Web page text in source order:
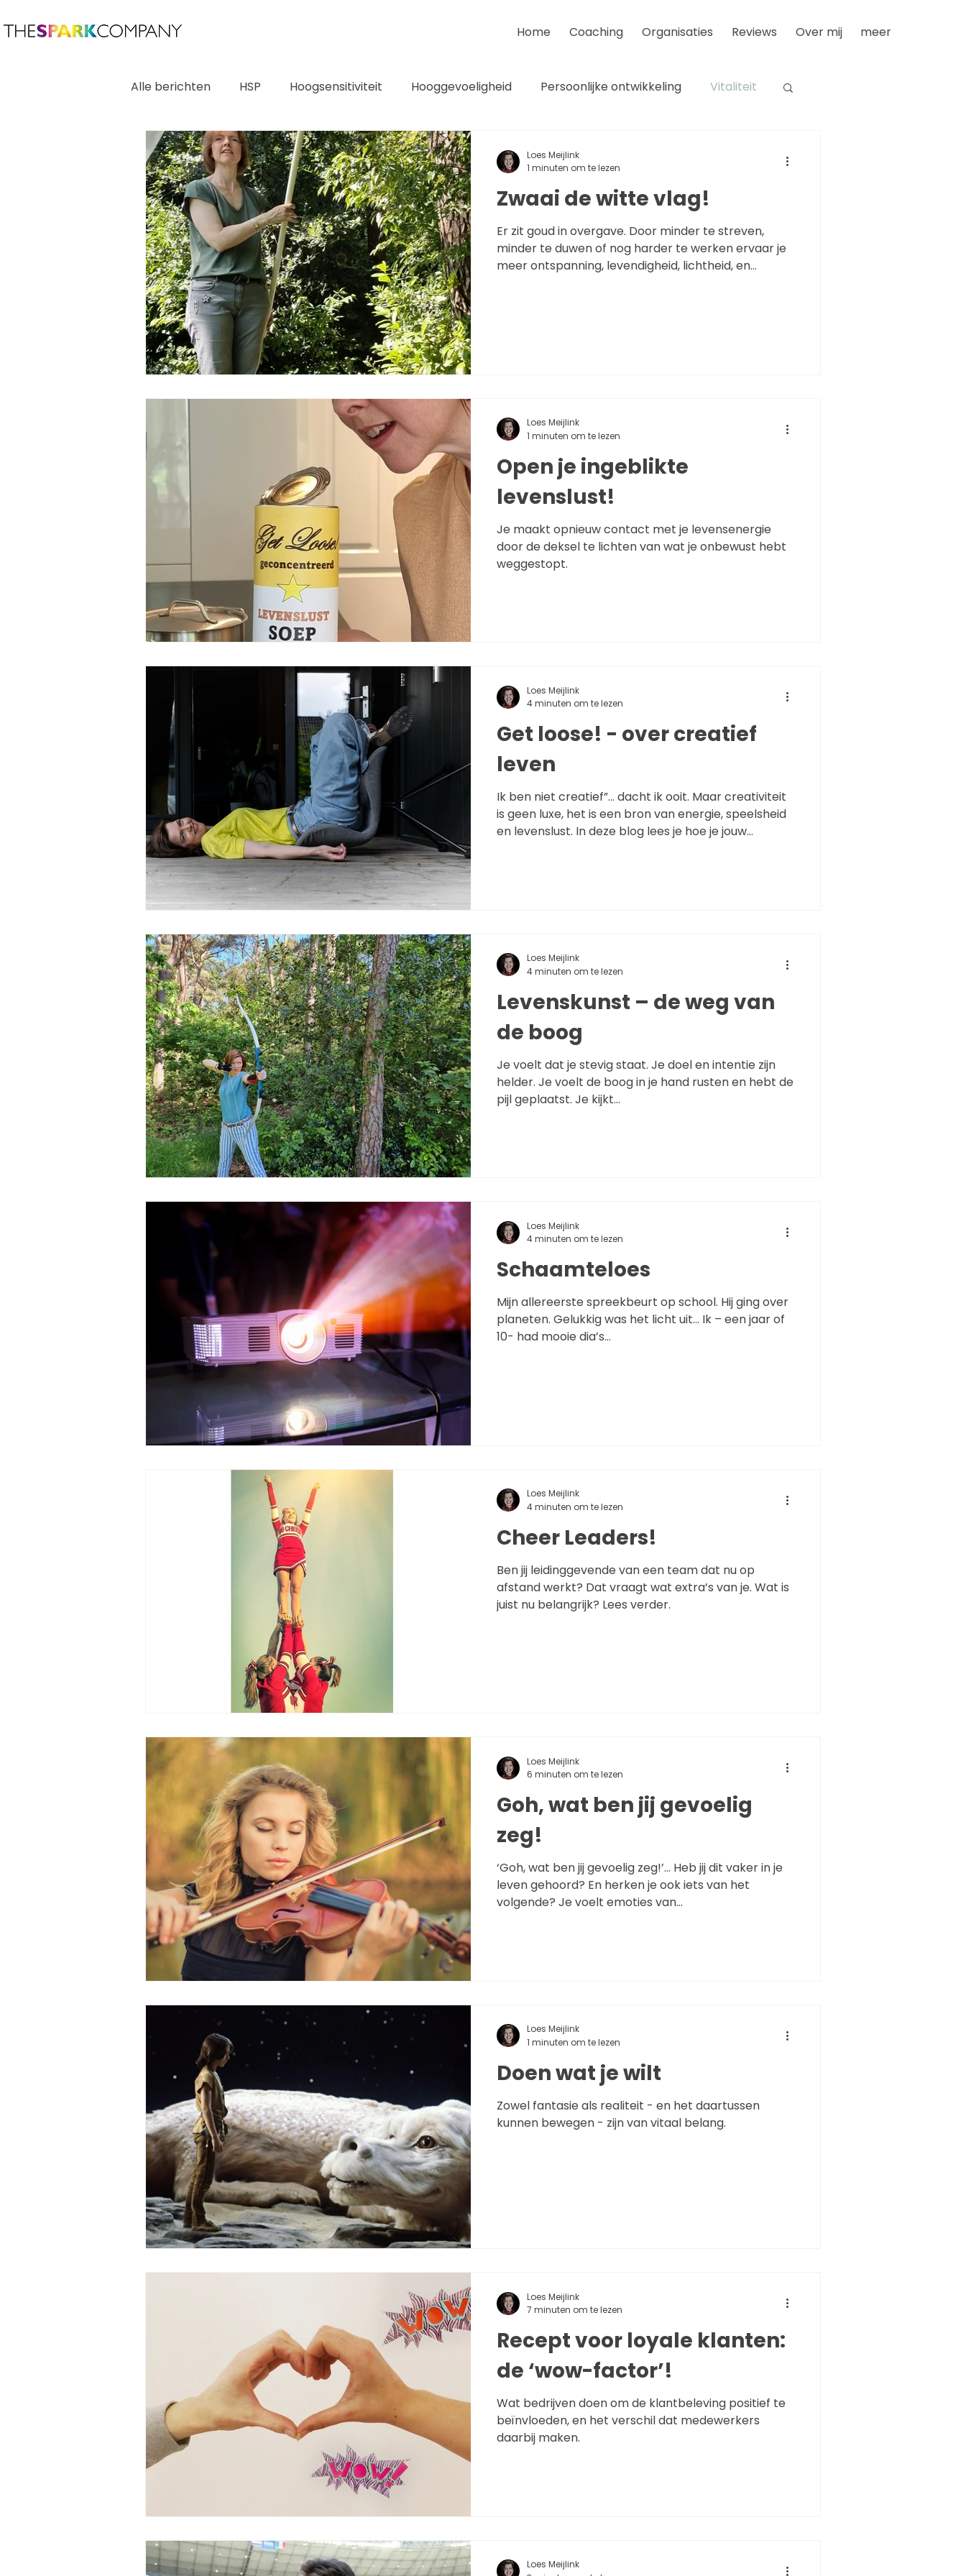
Home Coaching Organisaties Reviews Over mij meer
Alle berichten HSP Hoogsensitiviteit Hooggevoeligheid Persoonlijke ontwikkeling Vitaliteit
Creativiteit Expressie Burn-out Afrika
Transformatie Authenticiteit Londolozi Boyd Varty Levenspad Loopbaan
Life Coaching Synchroniciteit Leiderschap Wolven Samenwerken Vertrouwen
Team Spelen Cultuur Verandering Groei
Zwaai de witte vlag!
Er zit goud in overgave. Door minder te streven,
minder te duwen of nog harder te werken ervaar je
meer ontspanning, levendigheid, lichtheid, en
Loes Meijlink
1 minuten om te lezen
Open je ingeblikte
levenslust!
Je maakt opnieuw contact met je levensenergie
door de deksel te lichten van wat je onbewust hebt
weggestopt.
Loes Meijlink
1 minuten om te lezen
Get loose! - over creatief
leven
Ik ben niet creatief”… dacht ik ooit. Maar creativiteit
is geen luxe, het is een bron van energie, speelsheid
en levenslust. In deze blog lees je hoe je jouw
Loes Meijlink
4 minuten om te lezen
Levenskunst – de weg van
de boog
Je voelt dat je stevig staat. Je doel en intentie zijn
helder. Je voelt de boog in je hand rusten en hebt de
pijl geplaatst. Je kijkt...
Loes Meijlink
4 minuten om te lezen
Schaamteloes
Mijn allereerste spreekbeurt op school. Hij ging over
planeten. Gelukkig was het licht uit... Ik – een jaar of
10- had mooie dia’s...
Loes Meijlink
4 minuten om te lezen
Cheer Leaders!
Ben jij leidinggevende van een team dat nu op
afstand werkt? Dat vraagt wat extra’s van je. Wat is
juist nu belangrijk? Lees verder.
Loes Meijlink
4 minuten om te lezen
Goh, wat ben jij gevoelig
zeg!
‘Goh, wat ben jij gevoelig zeg!’… Heb jij dit vaker in je
leven gehoord? En herken je ook iets van het
volgende? Je voelt emoties van...
Loes Meijlink
6 minuten om te lezen
Doen wat je wilt
Zowel fantasie als realiteit - en het daartussen
kunnen bewegen - zijn van vitaal belang.
Loes Meijlink
1 minuten om te lezen
Recept voor loyale klanten:
de ‘wow-factor’!
Wat bedrijven doen om de klantbeleving positief te
beïnvloeden, en het verschil dat medewerkers
daarbij maken.
Loes Meijlink
7 minuten om te lezen
Loes Meijlink